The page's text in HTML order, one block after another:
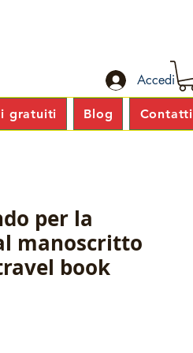
Accedi
per la
manoscritto
book
gratuiti Blog Contatti